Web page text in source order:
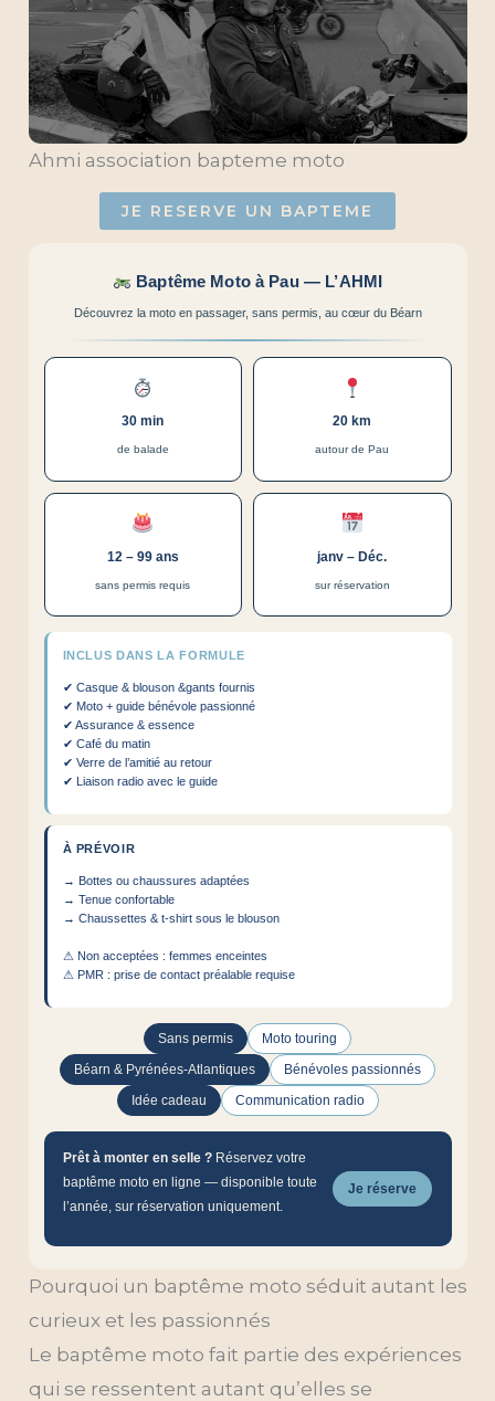
Ahmi association bapteme moto
JE RESERVE UN BAPTEME
Baptême Moto à Pau — L’AHMI
Découvrez la moto en passager, sans permis, au cœur du Béarn
30 min
de balade
20 km
autour de Pau
12 – 99 ans
sans permis requis
janv – Déc.
sur réservation
INCLUS DANS LA FORMULE
✔ Casque & blouson &gants fournis
✔ Moto + guide bénévole passionné
✔ Assurance & essence
✔ Café du matin
✔ Verre de l’amitié au retour
✔ Liaison radio avec le guide
À PRÉVOIR
→ Bottes ou chaussures adaptées
→ Tenue confortable
→ Chaussettes & t-shirt sous le blouson
⚠ Non acceptées : femmes enceintes
⚠ PMR : prise de contact préalable requise
Sans permis
Moto touring
Béarn & Pyrénées-Atlantiques
Bénévoles passionnés
Idée cadeau
Communication radio
Prêt à monter en selle ? Réservez votre
baptême moto en ligne — disponible toute
l’année, sur réservation uniquement.
Je réserve
Pourquoi un baptême moto séduit autant les
curieux et les passionnés
Le baptême moto fait partie des expériences
qui se ressentent autant qu’elles se